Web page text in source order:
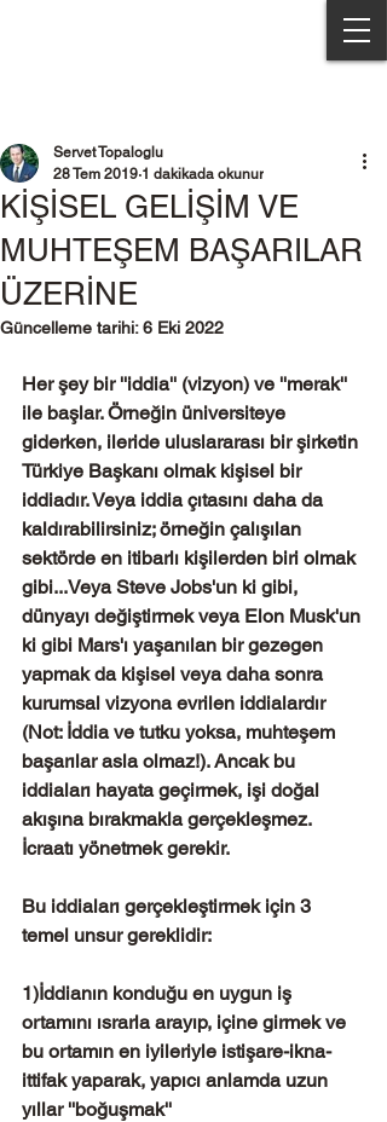
KİŞİSEL GELİŞİM VE
MUHTEŞEM BAŞARILAR
ÜZERİNE
Servet Topaloglu
28 Tem 2019 1 dakikada okunur
Güncelleme tarihi:6 Eki 2022
Her şey bir ''iddia'' (vizyon) ve ''merak''
ile başlar. Örneğin üniversiteye
giderken, ileride uluslararası bir şirketin
Türkiye Başkanı olmak kişisel bir
iddiadır. Veya iddia çıtasını daha da
kaldırabilirsiniz; örneğin çalışılan
sektörde en itibarlı kişilerden biri olmak
gibi...Veya Steve Jobs'un ki gibi,
dünyayı değiştirmek veya Elon Musk'un
ki gibi Mars'ı yaşanılan bir gezegen
yapmak da kişisel veya daha sonra
kurumsal vizyona evrilen iddialardır
(Not: İddia ve tutku yoksa, muhteşem
başarılar asla olmaz!). Ancak bu
iddiaları hayata geçirmek, işi doğal
akışına bırakmakla gerçekleşmez.
İcraatı yönetmek gerekir.
Bu iddiaları gerçekleştirmek için 3
temel unsur gereklidir:
1)İddianın konduğu en uygun iş
ortamını ısrarla arayıp, içine girmek ve
bu ortamın en iyileriyle istişare-ikna-
ittifak yaparak, yapıcı anlamda uzun
yıllar ''boğuşmak''